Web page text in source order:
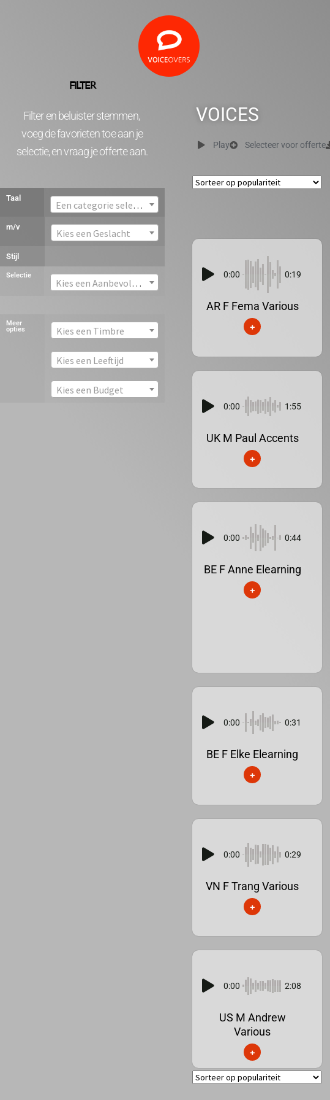
FILTER
Filter en beluister stemmen,
voeg de favorieten toe aan je
selectie, en vraag je offerte aan.
Taal
Een categorie selecteren
m/v
Kies een Geslacht
Stijl
Selectie
Kies een Aanbevolen stem
Meer
opties Kies een Timbre
Kies een Leeftijd
Kies een Budget
VOICES
Play Selecteer voor offerte
0:00 0:19
AR F Fema Various
+
0:00 1:55
UK M Paul Accents
+
0:00 0:44
BE F Anne Elearning
+
0:00 0:31
BE F Elke Elearning
+
0:00 0:29
VN F Trang Various
+
0:00 2:08
US M Andrew
Various
+